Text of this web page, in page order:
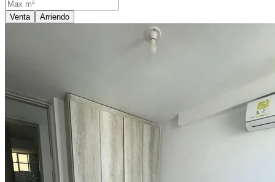
Venta Arriendo